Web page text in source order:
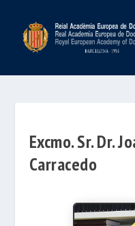
Excmo. Sr. Dr.
Carracedo